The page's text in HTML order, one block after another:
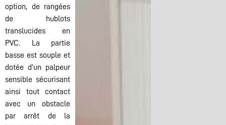
option, de rangées
de hublots
translucides en
PVC. La partie
basse est souple et
dotée d’un palpeur
sensible sécurisant
ainsi tout contact
avec un obstacle
par arrêt de la